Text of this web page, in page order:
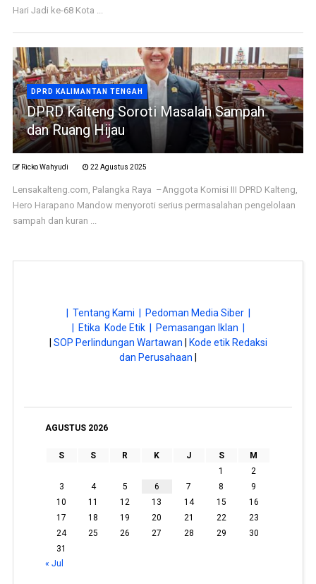
Hari Jadi ke-68 Kota ...
DPRD KALIMANTAN TENGAH
DPRD Kalteng Soroti Masalah Sampah
dan Ruang Hijau
Ricko Wahyudi 22 Agustus 2025
Lensakalteng.com, Palangka Raya –Anggota Komisi III DPRD Kalteng,
Hero Harapano Mandow menyoroti serius permasalahan pengelolaan
sampah dan kuran ...
| Tentang Kami |
Pedoman Media Siber |
| Etika Kode Etik |
Pemasangan Iklan |
SOP Perlindungan Wartawan
Kode etik Redaksi
dan Perusahaan
AGUSTUS 2026
S S R K J S
M
1
2
3
4 5 6 7 8
9
10
11 12 13 14 15
16
17
18 19 20 21 22
23
24
25 26 27 28 29
30
31
« Jul